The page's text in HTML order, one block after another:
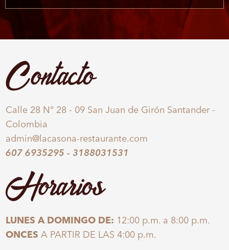
Contacto
Calle 28 N° 28 - 09 San Juan de Girón Santander -
Colombia
admin@lacasona-restaurante.com
607 6935295 -3188031531
Horarios
LUNES A DOMINGO DE: 12:00 p.m. a 8:00 p.m.
ONCES A PARTIR DE LAS 4:00 p.m.